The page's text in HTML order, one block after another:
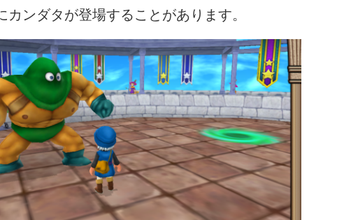
カンダタが登場することがあります。